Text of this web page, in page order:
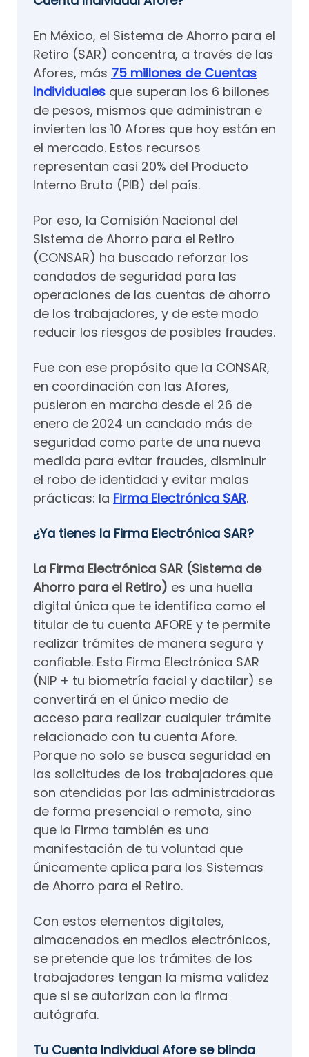
En México, el Sistema de Ahorro para el
Retiro (SAR) concentra, a través de las
Afores, más 75 millones de Cuentas
Individuales que superan los 6 billones
de pesos, mismos que administran e
invierten las 10 Afores que hoy están en
el mercado. Estos recursos
representan casi 20% del Producto
Interno Bruto (PIB) del país.
Por eso, la Comisión Nacional del
Sistema de Ahorro para el Retiro
(CONSAR) ha buscado reforzar los
candados de seguridad para las
operaciones de las cuentas de ahorro
de los trabajadores, y de este modo
reducir los riesgos de posibles fraudes.
Fue con ese propósito que la CONSAR,
en coordinación con las Afores,
pusieron en marcha desde el 26 de
enero de 2024 un candado más de
seguridad como parte de una nueva
medida para evitar fraudes, disminuir
el robo de identidad y evitar malas
prácticas: la Firma Electrónica SAR.
¿Ya tienes la Firma Electrónica SAR?
La Firma Electrónica SAR (Sistema de
Ahorro para el Retiro) es una huella
digital única que te identifica como el
titular de tu cuenta AFORE y te permite
realizar trámites de manera segura y
confiable. Esta Firma Electrónica SAR
(NIP + tu biometría facial y dactilar) se
convertirá en el único medio de
acceso para realizar cualquier trámite
relacionado con tu cuenta Afore.
Porque no solo se busca seguridad en
las solicitudes de los trabajadores que
son atendidas por las administradoras
de forma presencial o remota, sino
que la Firma también es una
manifestación de tu voluntad que
únicamente aplica para los Sistemas
de Ahorro para el Retiro.
Con estos elementos digitales,
almacenados en medios electrónicos,
se pretende que los trámites de los
trabajadores tengan la misma validez
que si se autorizan con la firma
autógrafa.
Tu Cuenta Individual Afore se blinda